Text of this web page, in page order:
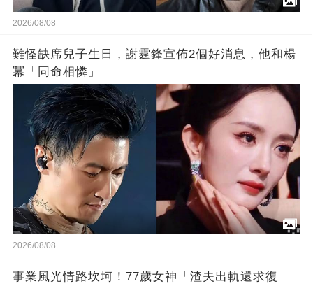
2026/08/08
難怪缺席兒子生日，謝霆鋒宣佈2個好消息，他和楊
冪「同命相憐」
2026/08/08
事業風光情路坎坷！77歲女神「渣夫出軌還求復